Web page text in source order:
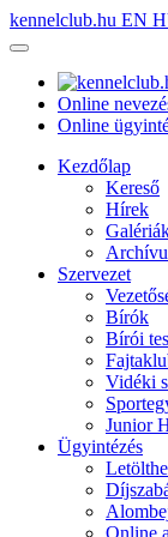
kennelclub.hu EN
Online
Online
Kezdőlap
Kereső
Hírek
Szervezet
Bírók
Bírói
Vidéki
Junior
Ügyintézés
Online